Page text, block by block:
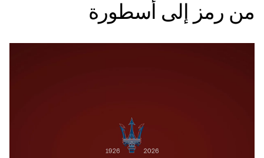
من رمز إلى أسطورة